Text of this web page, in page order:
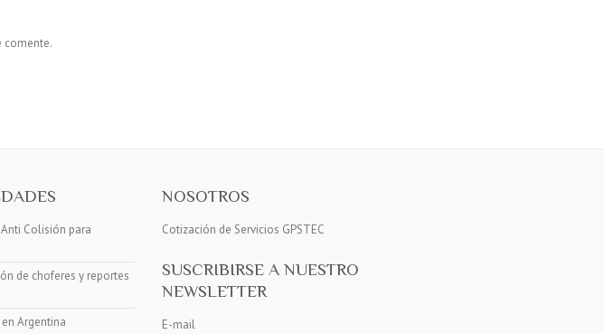
comente.
Colisión para
de choferes y reportes
Argentina
NOSOTROS
Cotización de Servicios GPSTEC
SUSCRIBIRSE A NUESTRO
NEWSLETTER
E-mail